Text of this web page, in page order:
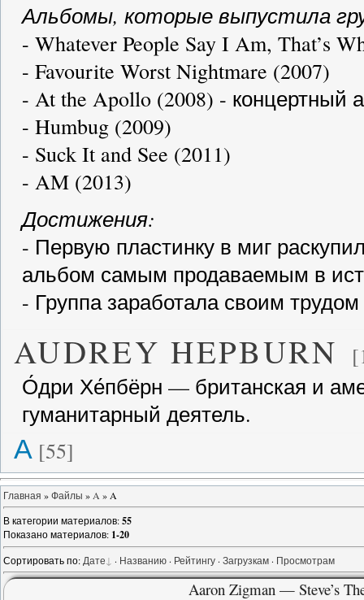
Альбомы, которые выпустила
- Whatever People Say I Am, That’s
- Favourite Worst Nightmare (2007)
- At the Apollo (2008) - концертный
- Humbug (2009)
- Suck It and See (2011)
- AM (2013)
Достижения:
- Первую пластинку в миг
альбом самым продаваемым в
- Группа заработала своим
AUDREY HEPBURN
О́дри Хе́пбёрн — британская и
гуманитарный деятель.
A [55]
Главная »Файлы » A » A
В категории материалов:55
Показано материалов: 1-20
Сортировать по: Дате · Названию · Рейтингу · Загрузкам · Просмотрам
Aaron Zigman — Steve’s